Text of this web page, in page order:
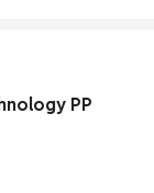
PP